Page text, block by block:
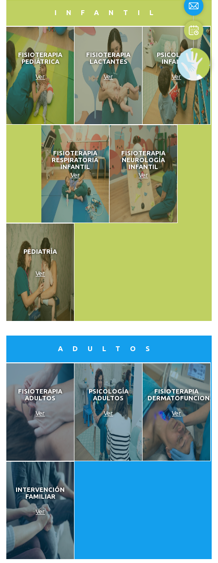
INFANTIL
FISIOTERAPIA
PEDIÁTRICA
Ver
FISIOTERAPIA
LACTANTES
Ver
PSICOLOGÍA
INFANTIL
Ver
FISIOTERAPIA
RESPIRATORIA
INFANTIL
Ver
FISIOTERAPIA
NEUROLOGÍA
INFANTIL
Ver
PEDIATRÍA
Ver
ADULTOS
FISIOTERAPIA
ADULTOS
Ver
PSICOLOGÍA
ADULTOS
Ver
FISIOTERAPIA
DERMATOFUNCIONAL
Ver
INTERVENCIÓN
FAMILIAR
Ver